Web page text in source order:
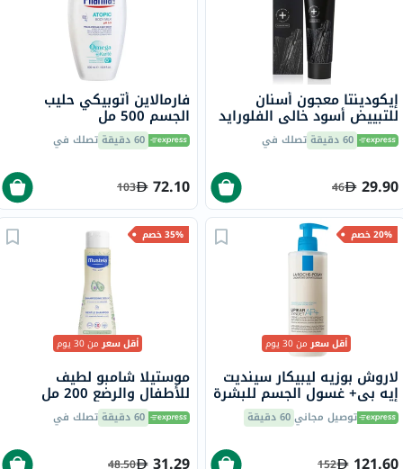
إيكودينتا معجون أسنان
للتبييض أسود خالي الفلورايد
100 مل 60 دقيقة تصلك في
29.90
46
فارمالاين أتوبيكي حليب
الجسم 500 مل
60 دقيقة تصلك في
72.10
103
20% خصم
أقل سعرمن 30 يوم
لاروش بوزيه ليبيكار سينديت
إيه بي+ غسول الجسم للبشرة
شديدة الجفاف والمعرضة
للإكزيما التأتبية 400 مل
توصيل مجاني60 دقيقة
152
35% خصم
أقل سعرمن 30 يوم
موستيلا شامبو لطيف
للأطفال والرضع 200 مل
60 دقيقة تصلك في
48.50